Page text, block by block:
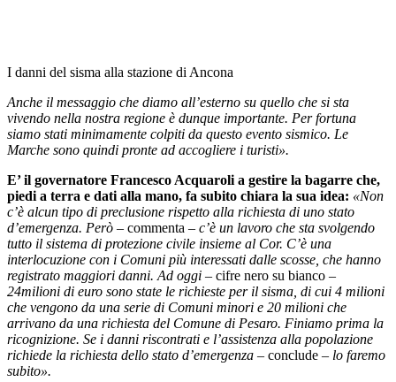
I danni del sisma alla stazione di Ancona
Anche il messaggio che diamo all’esterno su quello che si sta
vivendo nella nostra regione è dunque importante. Per fortuna
siamo stati minimamente colpiti da questo evento sismico. Le
Marche sono quindi pronte ad accogliere i turisti».
E’ il governatore Francesco Acquaroli a gestire la bagarre che,
piedi a terra e dati alla mano, fa subito chiara la sua idea: «Non
c’è alcun tipo di preclusione rispetto alla richiesta di uno stato
d’emergenza. Però – commenta – c’è un lavoro che sta svolgendo
tutto il sistema di protezione civile insieme al Cor. C’è una
interlocuzione con i Comuni più interessati dalle scosse, che hanno
registrato maggiori danni. Ad oggi – cifre nero su bianco –
24milioni di euro sono state le richieste per il sisma, di cui 4 milioni
che vengono da una serie di Comuni minori e 20 milioni che
arrivano da una richiesta del Comune di Pesaro. Finiamo prima la
ricognizione. Se i danni riscontrati e l’assistenza alla popolazione
richiede la richiesta dello stato d’emergenza – conclude – lo faremo
subito».